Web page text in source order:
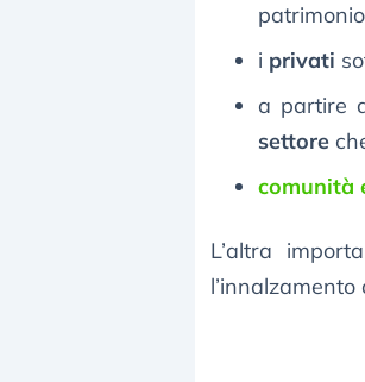
i privati
a partire
settore
comunità
L’altra